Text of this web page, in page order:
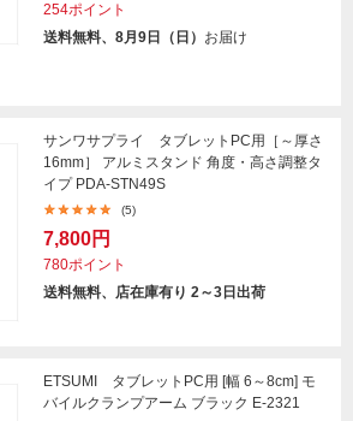
254ポイント
送料無料、8月9日（日） お届け
サンワサプライ タブレットPC用［～厚さ
16mm］ アルミスタンド 角度・高さ調整タ
イプ PDA-STN49S
(5)
7,800円
780ポイント
送料無料、店在庫有り 2～3日出荷
ETSUMI タブレットPC用 [幅 6～8cm] モ
バイルクランプアーム ブラック E-2321